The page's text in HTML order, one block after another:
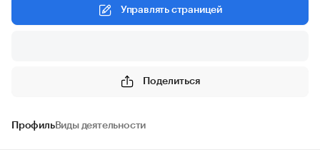
Управлять страницей
Поделиться
ПрофильВиды деятельности